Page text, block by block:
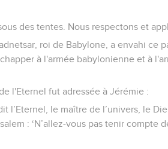
des tentes. Nous respectons et
roi de Babylone, a envahi ce
à l'armée babylonienne et à
l'Eternel fut adressée à Jérémie :
l’Eternel, le maître de l’univers, le
: ‘N’allez-vous pas tenir compte